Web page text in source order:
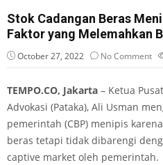
Stok Cadangan Beras
Faktor yang Melemahkan
October 27, 2022 No Comment
TEMPO.CO, Jakarta – Ketua
Advokasi (Pataka), Ali Usman
pemerintah (CBP) menipis
beras tetapi tidak dibarengi
captive market oleh pemerintah.